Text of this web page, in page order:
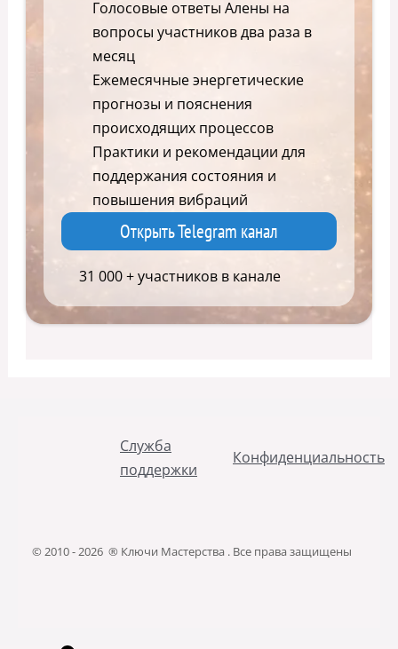
Голосовые ответы Алены на
вопросы участников два раза в
месяц
Ежемесячные энергетические
прогнозы и пояснения
происходящих процессов
Практики и рекомендации для
поддержания состояния и
повышения вибраций
Открыть Telegram канал
31 000 + участников в канале
Служба
поддержки
Конфиденциальность
© 2010 - 2026 ® Ключи Мастерства . Все права защищены